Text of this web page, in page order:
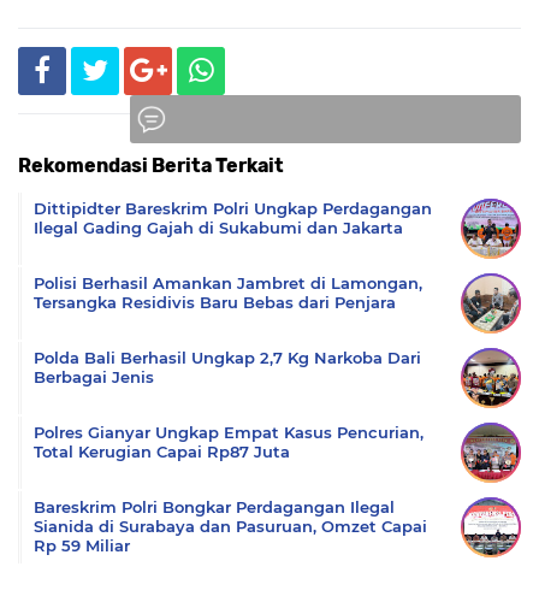
Rekomendasi Berita Terkait
Dittipidter Bareskrim Polri Ungkap Perdagangan
Ilegal Gading Gajah di Sukabumi dan Jakarta
Polisi Berhasil Amankan Jambret di Lamongan,
Tersangka Residivis Baru Bebas dari Penjara
Polda Bali Berhasil Ungkap 2,7 Kg Narkoba Dari
Berbagai Jenis
Polres Gianyar Ungkap Empat Kasus Pencurian,
Total Kerugian Capai Rp87 Juta
Bareskrim Polri Bongkar Perdagangan Ilegal
Sianida di Surabaya dan Pasuruan, Omzet Capai
Rp 59 Miliar